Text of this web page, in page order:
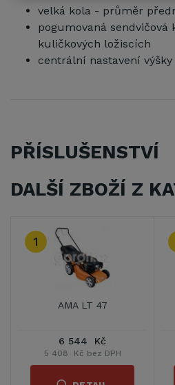
velká kola - průměr
pogumovaná sendvičová
kuličkových ložiscích
centrální nastavení
PŘÍSLUŠENSTVÍ
DALŠÍ ZBOŽÍ Z
bez DPH 4 950 Kč bez